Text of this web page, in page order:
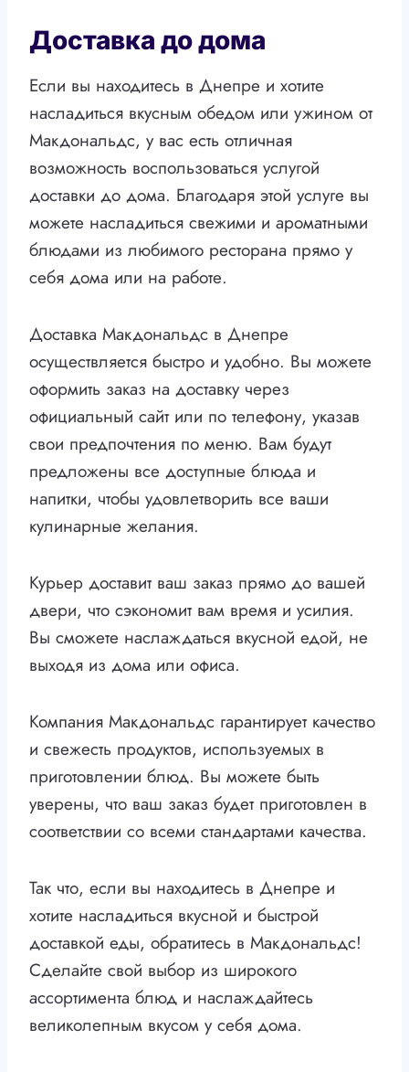
Доставка до дома
Если вы находитесь в Днепре и хотите
насладиться вкусным обедом или ужином от
Макдональдс, у вас есть отличная
возможность воспользоваться услугой
доставки до дома. Благодаря этой услуге вы
можете насладиться свежими и ароматными
блюдами из любимого ресторана прямо у
себя дома или на работе.
Доставка Макдональдс в Днепре
осуществляется быстро и удобно. Вы можете
оформить заказ на доставку через
официальный сайт или по телефону, указав
свои предпочтения по меню. Вам будут
предложены все доступные блюда и
напитки, чтобы удовлетворить все ваши
кулинарные желания.
Курьер доставит ваш заказ прямо до вашей
двери, что сэкономит вам время и усилия.
Вы сможете наслаждаться вкусной едой, не
выходя из дома или офиса.
Компания Макдональдс гарантирует качество
и свежесть продуктов, используемых в
приготовлении блюд. Вы можете быть
уверены, что ваш заказ будет приготовлен в
соответствии со всеми стандартами качества.
Так что, если вы находитесь в Днепре и
хотите насладиться вкусной и быстрой
доставкой еды, обратитесь в Макдональдс!
Сделайте свой выбор из широкого
ассортимента блюд и наслаждайтесь
великолепным вкусом у себя дома.